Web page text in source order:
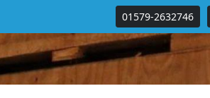
01579-2632746